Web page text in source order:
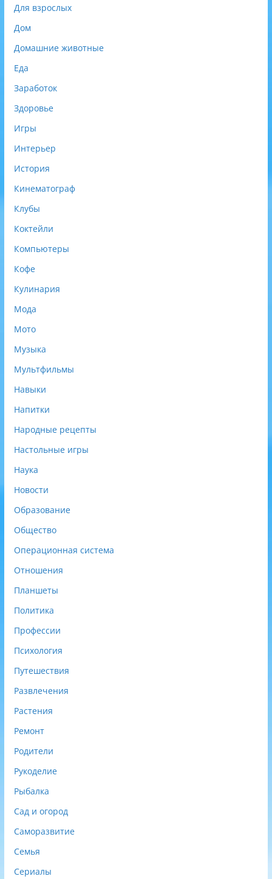
Для взрослых
Дом
Домашние животные
Еда
Заработок
Здоровье
Игры
Интерьер
История
Кинематограф
Клубы
Коктейли
Компьютеры
Кофе
Кулинария
Мода
Мото
Музыка
Мультфильмы
Навыки
Напитки
Народные рецепты
Настольные игры
Наука
Новости
Образование
Общество
Операционная система
Отношения
Планшеты
Политика
Профессии
Психология
Путешествия
Развлечения
Растения
Ремонт
Родители
Рукоделие
Рыбалка
Сад и огород
Саморазвитие
Семья
Сериалы